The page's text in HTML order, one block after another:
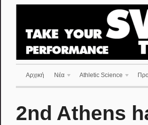
Αρχική Νέα Athletic Science
2nd Athens